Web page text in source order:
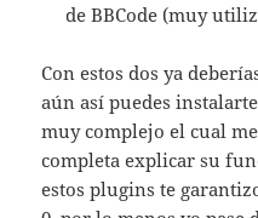
de BBCode (muy
Con estos dos ya
aún así puedes
muy complejo el cual
completa explicar su
estos plugins te